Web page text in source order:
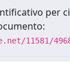
per
11581/